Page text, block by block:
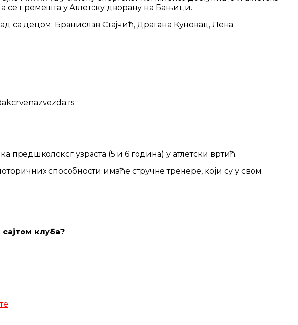
се премешта у Атлетску дворану на Бањици.
са децом: Бранислав Стајчић, Драгана Куновац, Лена
предшколског узраста (5 и 6 година) у атлетски вртић.
способности имаће стручне тренере, који су у свом
клуба?